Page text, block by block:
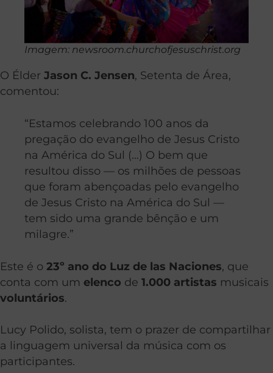
Imagem: newsroom.churchofjesuschrist.org
O Élder Jason C. Jensen, Setenta de Área,
comentou:
“Estamos celebrando 100 anos da
pregação do evangelho de Jesus Cristo
na América do Sul (…) O bem que
resultou disso — os milhões de pessoas
que foram abençoadas pelo evangelho
de Jesus Cristo na América do Sul —
tem sido uma grande bênção e um
milagre.”
Este é o 23º ano do Luz de las Naciones, que
conta com um elenco de 1.000 artistas musicais
voluntários.
Lucy Polido, solista, tem o prazer de compartilhar
a linguagem universal da música com os
participantes.